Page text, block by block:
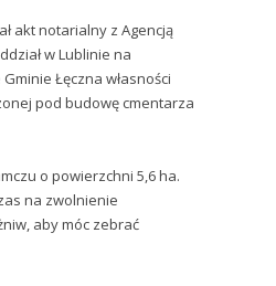
akt notarialny z Agencją
w Lublinie na
Łęczna własności
pod budowę cmentarza
o powierzchni 5,6 ha.
na zwolnienie
aby móc zebrać